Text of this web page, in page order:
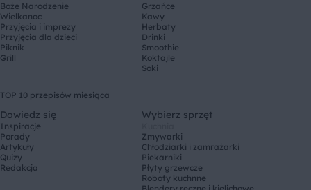
Boże Narodzenie
Wielkanoc
Przyjęcia i imprezy
Przyjęcia dla dzieci
Piknik
Grill
Grzańce
Kawy
Herbaty
Drinki
Smoothie
Koktajle
Soki
TOP 10 przepisów miesiąca
Dowiedz się
Inspiracje
Porady
Artykuły
Quizy
Redakcja
Wybierz sprzęt
Zmywarki
Chłodziarki i zamrażarki
Piekarniki
Płyty grzewcze
Roboty kuchnne